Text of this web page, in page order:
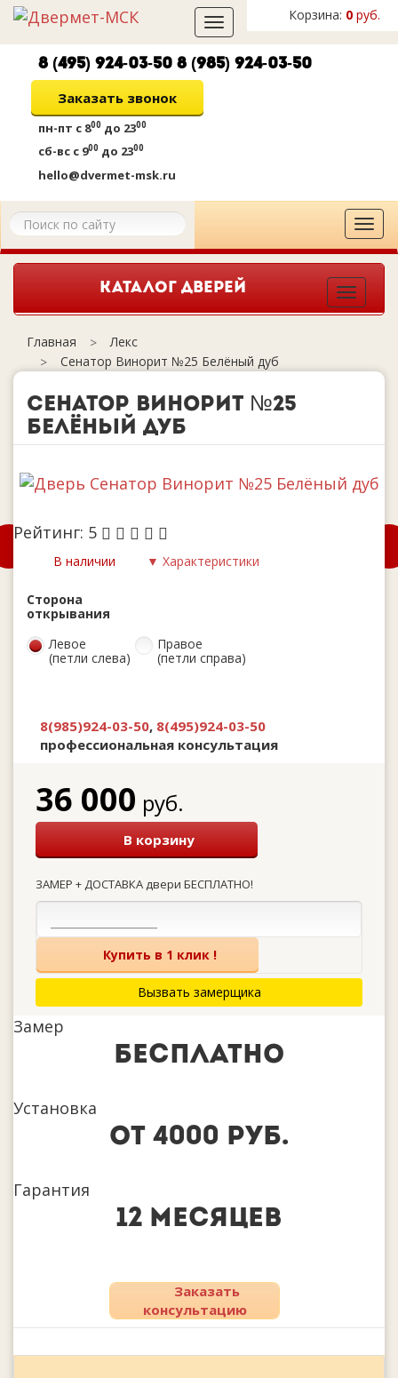
Корзина: 0 руб.
Toggle
navigation
8 (495) 924-03-50 8 (985) 924-03-50
Заказать звонок
пн-пт с 800 до 2300
сб-вс с 900 до 2300
hello@dvermet-msk.ru
КАТАЛОГ ДВЕРЕЙ
Главная
Лекс
Сенатор Винорит №25 Белёный дуб
Сенатор Винорит №25
Белёный дуб
Рейтинг: 5
В наличии ▼ Характеристики
Сторона
открывания
Левое
(петли слева)
Правое
(петли справа)
8(985)924-03-50, 8(495)924-03-50
профессиональная консультация
36 000 руб.
В корзину
ЗАМЕР + ДОСТАВКА двери БЕСПЛАТНО!
Купить в 1 клик !
Вызвать замерщика
Замер
бесплатно
Установка
от 4000 руб.
Гарантия
12 месяцев
Заказать
консультацию